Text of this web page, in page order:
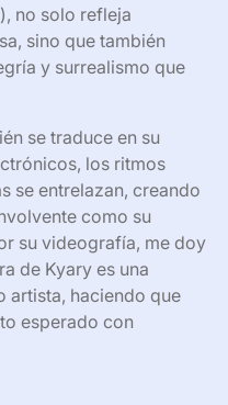
no solo refleja
sino que también
y surrealismo que
se traduce en su
los ritmos
se entrelazan, creando
como su
su videografía, me doy
de Kyary es una
artista, haciendo que
esperado con